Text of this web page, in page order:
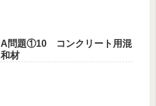
A問題①10 コンクリート用混
和材